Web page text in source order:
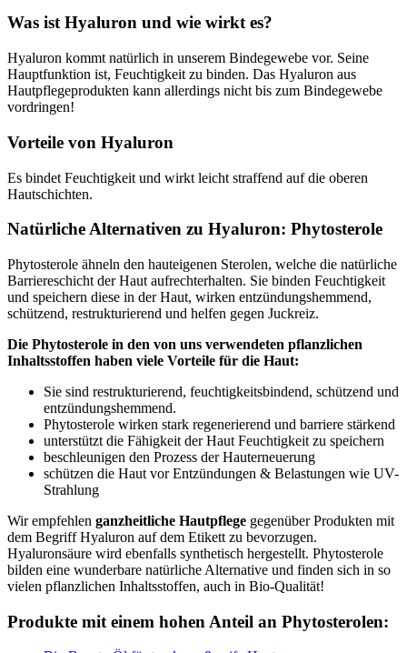
Was ist Hyaluron und wie wirkt es?
Hyaluron kommt natürlich in unserem Bindegewebe vor. Seine
Hauptfunktion ist, Feuchtigkeit zu binden. Das Hyaluron aus
Hautpflegeprodukten kann allerdings nicht bis zum Bindegewebe
vordringen!
Vorteile von Hyaluron
Es bindet Feuchtigkeit und wirkt leicht straffend auf die oberen
Hautschichten.
Natürliche Alternativen zu Hyaluron: Phytosterole
Phytosterole ähneln den hauteigenen Sterolen, welche die natürliche
Barriereschicht der Haut aufrechterhalten. Sie binden Feuchtigkeit
und speichern diese in der Haut, wirken entzündungshemmend,
schützend, restrukturierend und helfen gegen Juckreiz.
Die Phytosterole in den von uns verwendeten pflanzlichen
Inhaltsstoffen haben viele Vorteile für die Haut:
Sie sind restrukturierend, feuchtigkeitsbindend, schützend und
entzündungshemmend.
Phytosterole wirken stark regenerierend und barriere stärkend
unterstützt die Fähigkeit der Haut Feuchtigkeit zu speichern
beschleunigen den Prozess der Hauterneuerung
schützen die Haut vor Entzündungen & Belastungen wie UV-
Strahlung
Wir empfehlen ganzheitliche Hautpflege gegenüber Produkten mit
dem Begriff Hyaluron auf dem Etikett zu bevorzugen.
Hyaluronsäure wird ebenfalls synthetisch hergestellt. Phytosterole
bilden eine wunderbare natürliche Alternative und finden sich in so
vielen pflanzlichen Inhaltsstoffen, auch in Bio-Qualität!
Produkte mit einem hohen Anteil an Phytosterolen: